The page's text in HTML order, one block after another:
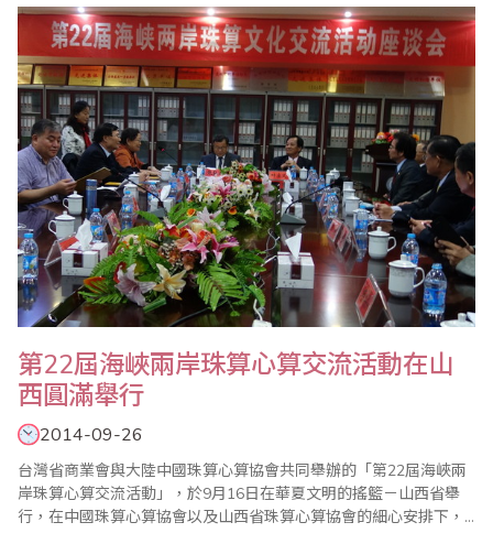
止，ISO 9001：2008品質管理證書已在全球187個國家發出超過
112萬張認證，許多國際性的機構都以..
第22屆海峽兩岸珠算心算交流活動在山
西圓滿舉行
2014-09-26
台灣省商業會與大陸中國珠算心算協會共同舉辦的「第22屆海峽兩
岸珠算心算交流活動」，於9月16日在華夏文明的搖籃－山西省舉
行，在中國珠算心算協會以及山西省珠算心算協會的細心安排下，